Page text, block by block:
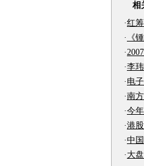
相
·红
· 《
·
·李
· 电
·南
·今
·港
·中
· 大